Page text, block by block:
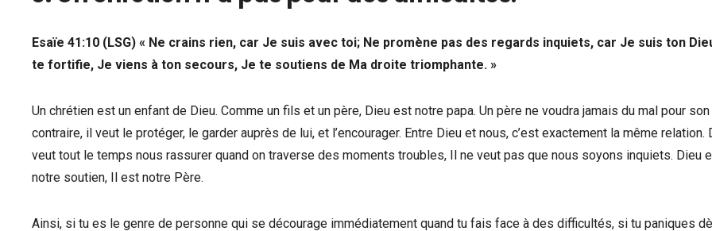
Esaïe 41:10 (LSG) « Ne crains rien, car Je suis avec toi; Ne promène pas des regards inquiets, car Je suis ton
te fortifie, Je viens à ton secours, Je te soutiens de Ma droite triomphante. »
Un chrétien est un enfant de Dieu. Comme un fils et un père, Dieu est notre papa. Un père ne voudra jamais du mal pour
contraire, il veut le protéger, le garder auprès de lui, et l’encourager. Entre Dieu et nous, c’est exactement la même relation.
veut tout le temps nous rassurer quand on traverse des moments troubles, Il ne veut pas que nous soyons inquiets. Dieu
notre soutien, Il est notre Père.
Ainsi, si tu es le genre de personne qui se décourage immédiatement quand tu fais face à des difficultés, si tu paniques